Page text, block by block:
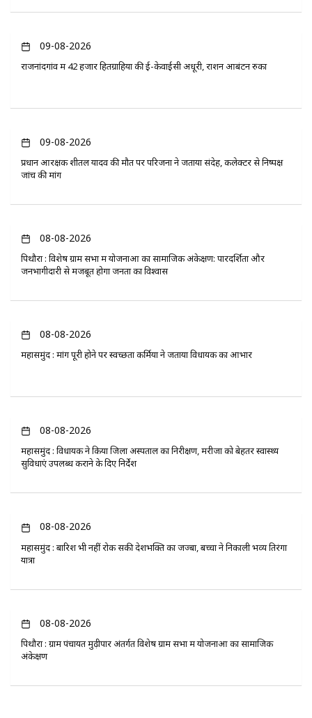
09-08-2026
राजनांदगांव में 42 हजार हितग्राहियों की ई-केवाईसी अधूरी, राशन आबंटन रुका
09-08-2026
प्रधान आरक्षक शीतल यादव की मौत पर परिजनों ने जताया संदेह, कलेक्टर से निष्पक्ष
जांच की मांग
08-08-2026
पिथौरा : विशेष ग्राम सभा में योजनाओं का सामाजिक अंकेक्षण: पारदर्शिता और
जनभागीदारी से मजबूत होगा जनता का विश्वास
08-08-2026
महासमुंद : मांग पूरी होने पर स्वच्छता कर्मियों ने जताया विधायक का आभार
08-08-2026
महासमुंद : विधायक ने किया जिला अस्पताल का निरीक्षण, मरीजों को बेहतर स्वास्थ्य
सुविधाएं उपलब्ध कराने के दिए निर्देश
08-08-2026
महासमुंद : बारिश भी नहीं रोक सकी देशभक्ति का जज्बा, बच्चों ने निकाली भव्य तिरंगा
यात्रा
08-08-2026
पिथौरा : ग्राम पंचायत मुढ़ीपार अंतर्गत विशेष ग्राम सभा में योजनाओं का सामाजिक
अंकेक्षण